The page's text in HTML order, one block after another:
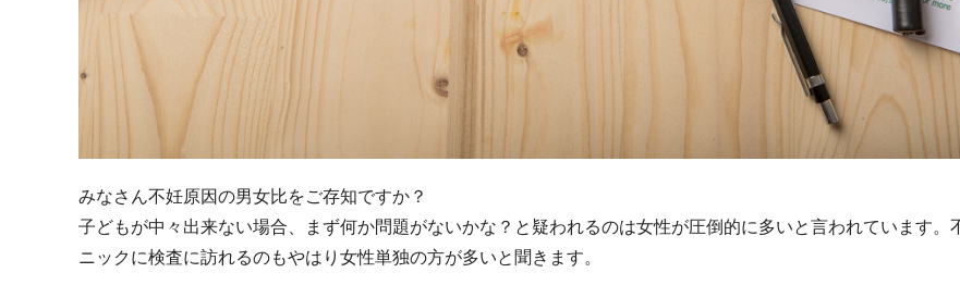
みなさん不妊原因の男女比をご存知ですか？
子どもが中々出来ない場合、まず何か問題がないかな？と疑われるのは女性が圧倒的に多いと言われています。
ニックに検査に訪れるのもやはり女性単独の方が多いと聞きます。